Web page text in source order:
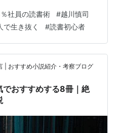
なんでしょうか。忙しくて
たとえば、なんとなくSNS
していませんか。 この時間
読書することができるは
したら、読書ができませ
ためてそ…
社員の読書術 #越川慎司
で生き抜く #読書初心者
| おすすめ小説紹介・考察ブログ
でおすすめする8冊｜絶